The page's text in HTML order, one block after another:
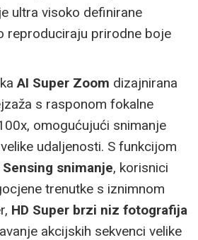
ultra visoko definirane
reproduciraju prirodne boje
AI Super Zoom dizajnirana
s rasponom fokalne
omogućujući snimanje
udaljenosti. S funkcijom
Sensing snimanje, korisnici
trenutke s iznimnom
HD Super brzi niz fotografija
akcijskih sekvenci velike